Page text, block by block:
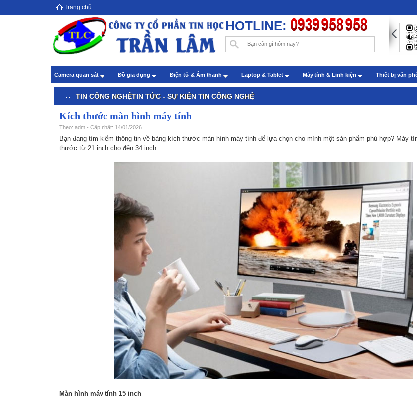
Trang chủ
HOTLINE:
Hướng dẫn chèn hình nền trong Word với những thao tác đơn
giản
Theo: Administrator - Cập nhật: 22/07/2019
Chăm sóc khách hàng qua zalo
Theo: Administrator - Cập nhật: 27/07/2022
Camera quan sát Đồ gia dụng Điện tử & Âm thanh Laptop & Tablet Máy tính & Linh kiện Thiết bị văn
TIN CÔNG NGHỆTIN TỨC - SỰ KIỆN TIN CÔNG NGHỆ
Kích thước màn hình máy tính
Theo: adm - Cập nhật: 14/01/2026
Bạn đang tìm kiếm thông tin về bảng kích thước màn hình máy tính để lựa chọn cho mình một sản phẩm phù hợp? Máy
thước từ 21 inch cho đến 34 inch.
Màn hình máy tính 15 inch